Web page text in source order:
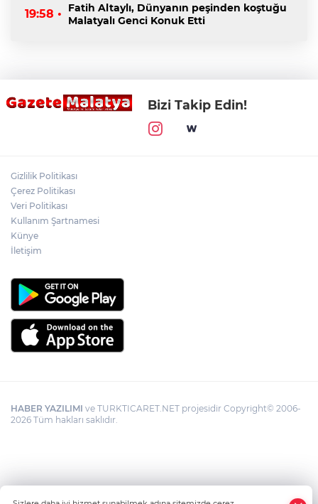
19:58 •
Fatih Altaylı, Dünyanın peşinden koştuğu
Malatyalı Genci Konuk Etti
Bizi Takip Edin!
Gizlilik Politikası
Çerez Politikası
Veri Politikası
Kullanım Şartnamesi
Künye
İletişim
HABER YAZILIMI ve TURKTICARET.NET projesidir Copyright© 2006-
2026 Tüm hakları saklıdır.